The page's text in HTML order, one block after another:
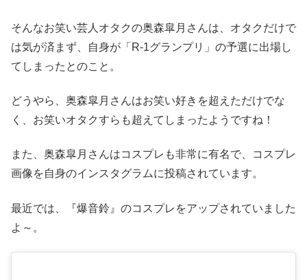
そんなお笑い芸人オタクの奥森皐月さんは、オタクだけで
は気が済まず、自身が「R-1グランプリ」の予選に出場し
てしまったとのこと。
どうやら、奥森皐月さんはお笑い好きを超えただけでな
く、お笑いオタクすらも超えてしまったようですね！
また、奥森皐月さんはコスプレも非常に有名で、コスプレ
画像を自身のインスタグラムに投稿されています。
最近では、『爆音鈴』のコスプレをアップされていました
よ～。